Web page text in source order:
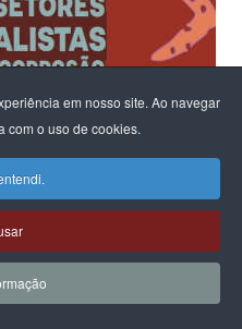
em nosso site. Ao navegar
com o uso de cookies.